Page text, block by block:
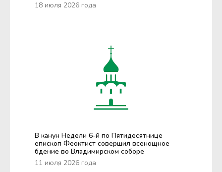
18 июля 2026 года
В канун Недели 6-й по Пятидесятнице
епископ Феоктист совершил всенощное
бдение во Владимирском соборе
11 июля 2026 года